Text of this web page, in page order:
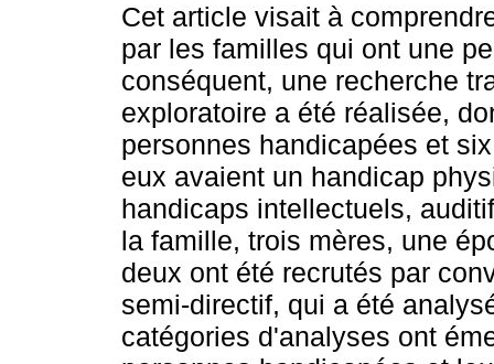
Cet article visait à
par les familles qui ont une
conséquent, une recherche
exploratoire a été réalisée,
personnes handicapées et
eux avaient un handicap
handicaps intellectuels,
la famille, trois mères, une
deux ont été recrutés par
semi-directif, qui a été
catégories d'analyses ont